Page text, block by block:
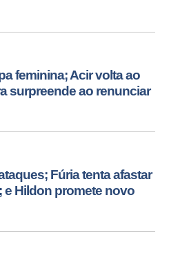
feminina; Acir volta ao
surpreende ao renunciar
Fúria tenta afastar
Hildon promete novo